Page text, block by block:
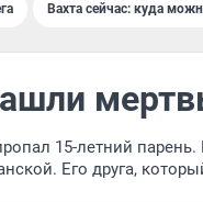
Вахта сейчас: куда
15-летний
Его друга,